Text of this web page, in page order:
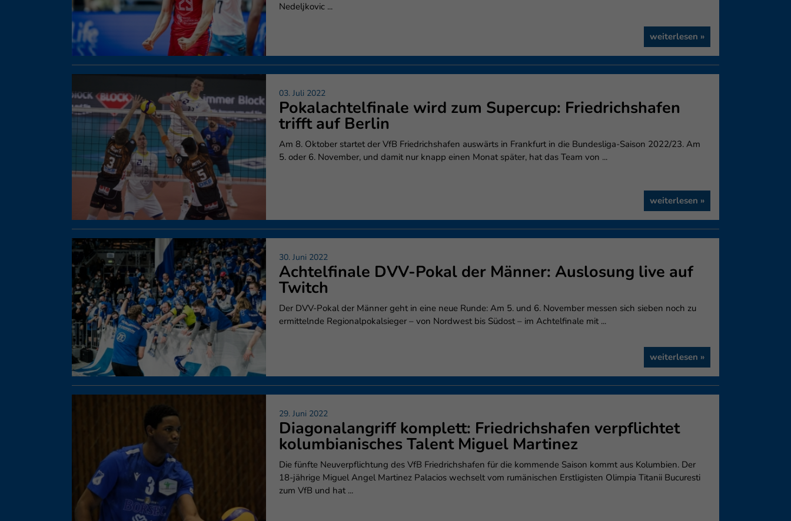
Nedeljkovic ...
weiterlesen »
03. Juli 2022
Pokalachtelfinale wird zum Supercup: Friedrichshafen
trifft auf Berlin
Am 8. Oktober startet der VfB Friedrichshafen auswärts in Frankfurt in die Bundesliga-Saison 2022/23. Am
5. oder 6. November, und damit nur knapp einen Monat später, hat das Team von ...
weiterlesen »
30. Juni 2022
Achtelfinale DVV-Pokal der Männer: Auslosung live auf
Twitch
Der DVV-Pokal der Männer geht in eine neue Runde: Am 5. und 6. November messen sich sieben noch zu
ermittelnde Regionalpokalsieger – von Nordwest bis Südost – im Achtelfinale mit ...
weiterlesen »
29. Juni 2022
Diagonalangriff komplett: Friedrichshafen verpflichtet
kolumbianisches Talent Miguel Martinez
Die fünfte Neuverpflichtung des VfB Friedrichshafen für die kommende Saison kommt aus Kolumbien. Der
18-jährige Miguel Angel Martinez Palacios wechselt vom rumänischen Erstligisten Olimpia Titanii Bucuresti
zum VfB und hat ...